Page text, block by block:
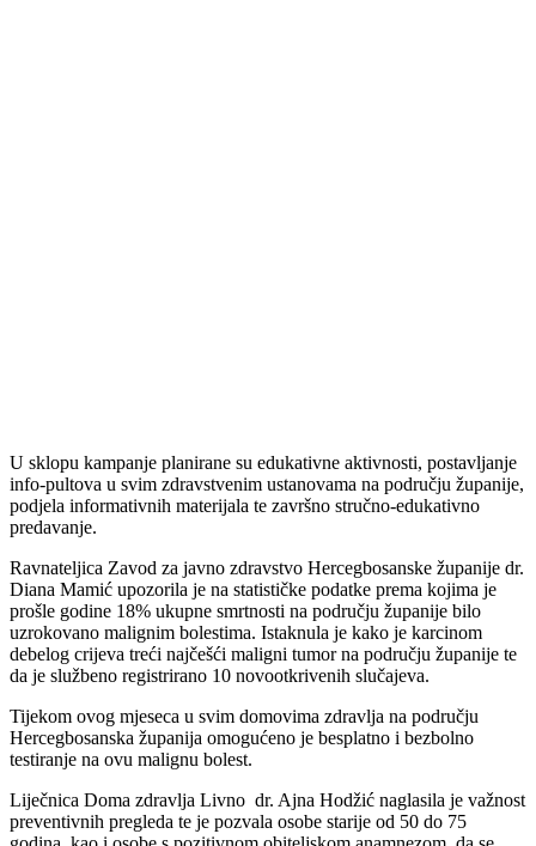
U sklopu kampanje planirane su edukativne aktivnosti, postavljanje
info-pultova u svim zdravstvenim ustanovama na području županije,
podjela informativnih materijala te završno stručno-edukativno
predavanje.
Ravnateljica Zavod za javno zdravstvo Hercegbosanske županije dr.
Diana Mamić upozorila je na statističke podatke prema kojima je
prošle godine 18% ukupne smrtnosti na području županije bilo
uzrokovano malignim bolestima. Istaknula je kako je karcinom
debelog crijeva treći najčešći maligni tumor na području županije te
da je službeno registrirano 10 novootkrivenih slučajeva.
Tijekom ovog mjeseca u svim domovima zdravlja na području
Hercegbosanska županija omogućeno je besplatno i bezbolno
testiranje na ovu malignu bolest.
Liječnica Doma zdravlja Livno dr. Ajna Hodžić naglasila je važnost
preventivnih pregleda te je pozvala osobe starije od 50 do 75